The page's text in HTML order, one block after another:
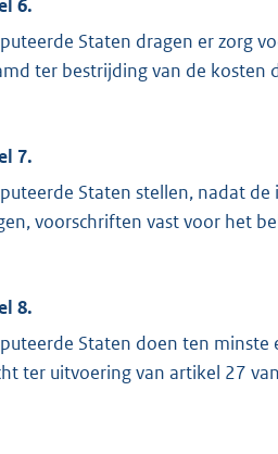
6.
Staten dragen er zorg
ter bestrijding van de kosten
7.
Staten stellen, nadat
voorschriften vast voor het
8.
Staten doen ten
ter uitvoering van artikel 27